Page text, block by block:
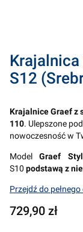
S12
Krajalnice Graef z
110. Ulepszone
nowoczesność w
ModelGraef
S10 podstawą z
Przejdź do pełnego
Cena
729,90 zł